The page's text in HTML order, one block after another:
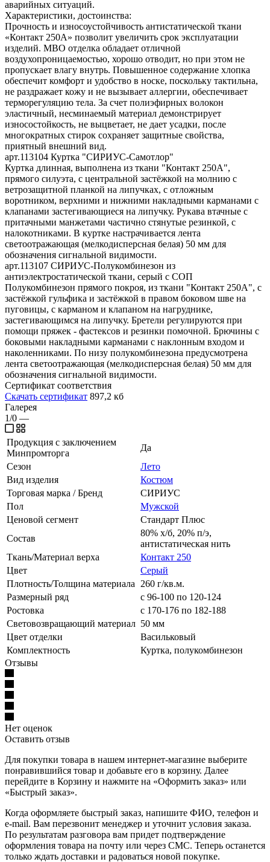
аварийных ситуаций.
Характеристики, достоинства:
Прочность и износоустойчивость антистатической ткани
«Контакт 250А» позволит увеличить срок эксплуатации
изделий. МВО отделка обладает отличной
воздухопроницаемостью, хорошо отводит, но при этом не
пропускает влагу внутрь. Повышенное содержание хлопка
обеспечит комфорт и удобство в носке, поскольку тактильна,
не раздражает кожу и не вызывает аллергии, обеспечивает
терморегуляцию тела. За счет полиэфирных волокон
эластичный, несминаемый материал демонстрирует
износостойкость, не выцветает, не дает усадки, после
многократных стирок сохраняет защитные свойства,
приятный внешний вид.
арт.113104 Куртка "СИРИУС-Самотлор"
Куртка длинная, выполнена из ткани "Контакт 250А",
прямого силуэта, с центральной застёжкой на молнию с
ветрозащитной планкой на липучках, с отложным
воротником, верхними и нижними накладными карманами с
клапанами застегивающиеся на липучку. Рукава втачные с
притачными манжетами частично стянутые резинкой, с
налокотниками. В куртке настрачивается лента
светоотражающая (мелкодисперсная белая) 50 мм для
обозначения сигнальной видимости.
арт.113107 СИРИУС-Полукомбинезон из
антиэлектростатической ткани, серый с СОП
Полукомбинезон прямого покроя, из ткани "Контакт 250А", с
застёжкой гульфика и застёжкой в правом боковом шве на
пуговицы, с карманом и клапаном на нагруднике,
застегивающимся на липучку. Бретели регулируются при
помощи пряжек - фастексов и резинки помочной. Брючины с
боковыми накладными карманами с наклонным входом и
наколенниками. По низу полукомбинезона предусмотрена
лента светоотражающая (мелкодисперсная белая) 50 мм для
обозначения сигнальной видимости.
Сертификат соответствия
Скачать сертификат 897,2 кб
Галерея
1/0 —
Продукция с заключением
Минпромторга
Да
Сезон
Лето
Вид изделия
Костюм
Торговая марка / Бренд
СИРИУС
Пол
Мужской
Ценовой сегмент
Стандарт Плюс
Состав
80% х/б, 20% п/э,
антистатическая нить
Ткань/Материал верха
Контакт 250
Цвет
Серый
Плотность/Толщина материала
260 г/кв.м.
Размерный ряд
с 96-100 по 120-124
Ростовка
с 170-176 по 182-188
Световозвращающий материал 50 мм
Цвет отделки
Васильковый
Комплектность
Куртка, полукомбинезон
Отзывы
Нет оценок
Оставить отзыв
Для покупки товара в нашем интернет-магазине выберите
понравившийся товар и добавьте его в корзину. Далее
перейдите в Корзину и нажмите на «Оформить заказ» или
«Быстрый заказ».
Когда оформляете быстрый заказ, напишите ФИО, телефон и
e-mail. Вам перезвонит менеджер и уточнит условия заказа.
По результатам разговора вам придет подтверждение
оформления товара на почту или через СМС. Теперь останется
только ждать доставки и радоваться новой покупке.